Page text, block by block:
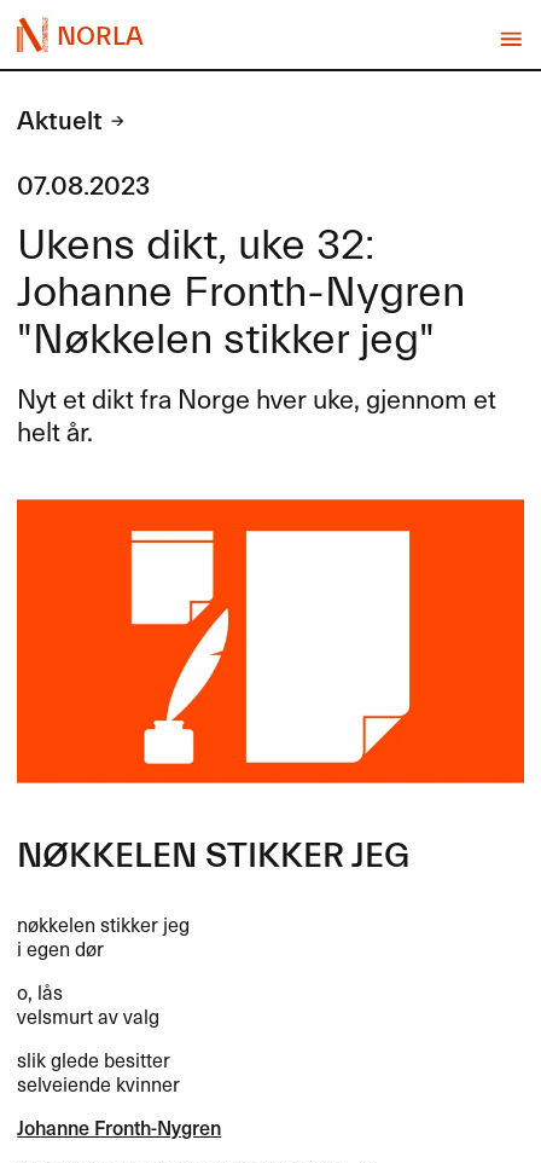
NORLA
Aktuelt
07.08.2023
Ukens dikt, uke 32:
Johanne Fronth-Nygren
"Nøkkelen stikker jeg"
Nyt et dikt fra Norge hver uke, gjennom et
helt år.
NØKKELEN STIKKER JEG
nøkkelen stikker jeg
i egen dør
o, lås
velsmurt av valg
slik glede besitter
selveiende kvinner
Johanne Fronth-Nygren